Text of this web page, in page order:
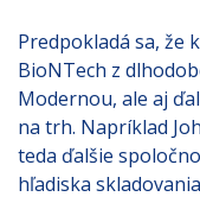
Predpokladá sa, že
BioNTech z
Modernou, ale aj
na trh. Napríklad
teda ďalšie
hľadiska